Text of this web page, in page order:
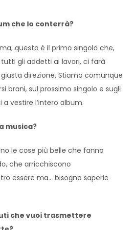
che lo conterrà?
questo è il primo singolo che,
gli addetti ai lavori, ci farà
direzione. Stiamo comunque
brani, sul prossimo singolo e sugli
vestire l’intero album.
musica?
le cose più belle che fanno
che arricchiscono
essere ma… bisogna saperle
che vuoi trasmettere